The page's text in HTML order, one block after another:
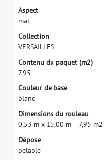
Aspect
mat
Collection
VERSAILLES
Contenu du paquet (m2)
7.95
Couleur de base
blanc
Dimensions du rouleau
0,53 m x 15,00 m = 7,95 m2
Dépose
pelable